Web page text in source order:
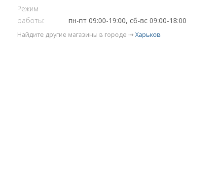
Режим
работы:
пн-пт 09:00-19:00, сб-вс 09:00-18:00
Найдите другие магазины в городе ⇢ Харьков